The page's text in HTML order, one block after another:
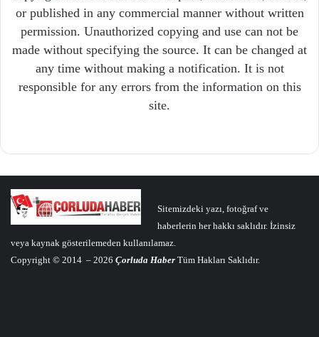
or published in any commercial manner without written
permission. Unauthorized copying and use can not be
made without specifying the source. It can be changed at
any time without making a notification. It is not
responsible for any errors from the information on this
site.
Sitemizdeki yazı, fotoğraf ve
haberlerin her hakkı saklıdır. İzinsiz
veya kaynak gösterilemeden kullanılamaz.
Copyright © 2014 – 2026 Çorluda Haber Tüm Hakları Saklıdır.